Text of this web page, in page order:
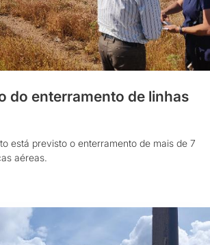
do enterramento de linhas
está previsto o enterramento de mais de 7
aéreas.